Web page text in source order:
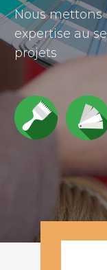
Nous mettons
expertise au
projets